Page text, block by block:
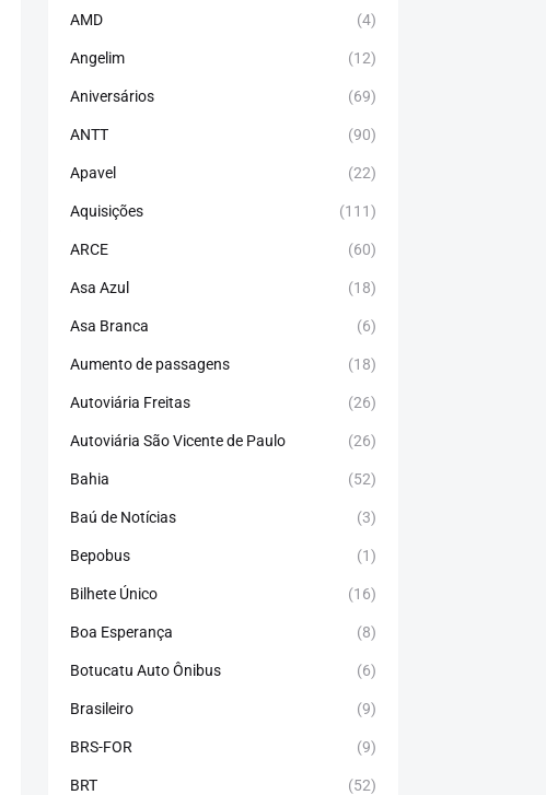
AMD (4)
Angelim (12)
Aniversários (69)
ANTT (90)
Apavel (22)
Aquisições (111)
ARCE (60)
Asa Azul (18)
Asa Branca (6)
Aumento de passagens (18)
Autoviária Freitas (26)
Autoviária São Vicente de Paulo (26)
Bahia (52)
Baú de Notícias (3)
Bepobus (1)
Bilhete Único (16)
Boa Esperança (8)
Botucatu Auto Ônibus (6)
Brasileiro (9)
BRS-FOR (9)
BRT (52)